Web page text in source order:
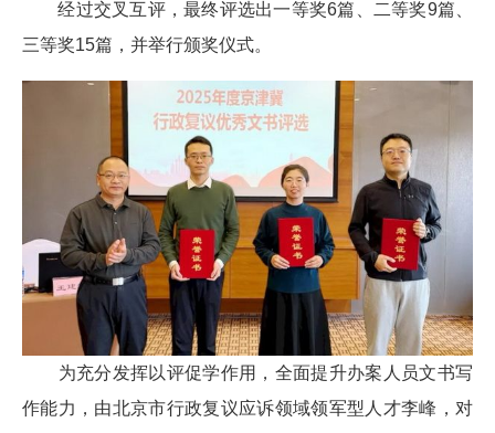
经过交叉互评，最终评选出一等奖6篇、二等奖9篇、
三等奖15篇，并举行颁奖仪式。
为充分发挥以评促学作用，全面提升办案人员文书写
作能力，由北京市行政复议应诉领域领军型人才李峰，对